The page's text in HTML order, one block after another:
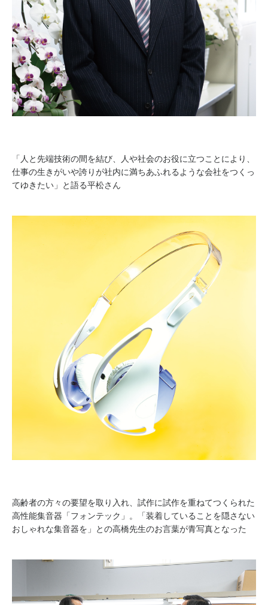
「人と先端技術の間を結び、人や社会のお役に立つことにより、
仕事の生きがいや誇りが社内に満ちあふれるような会社をつくっ
てゆきたい」と語る平松さん
高齢者の方々の要望を取り入れ、試作に試作を重ねてつくられた
高性能集音器「フォンテック」。「装着していることを隠さない
おしゃれな集音器を」との高橋先生のお言葉が青写真となった